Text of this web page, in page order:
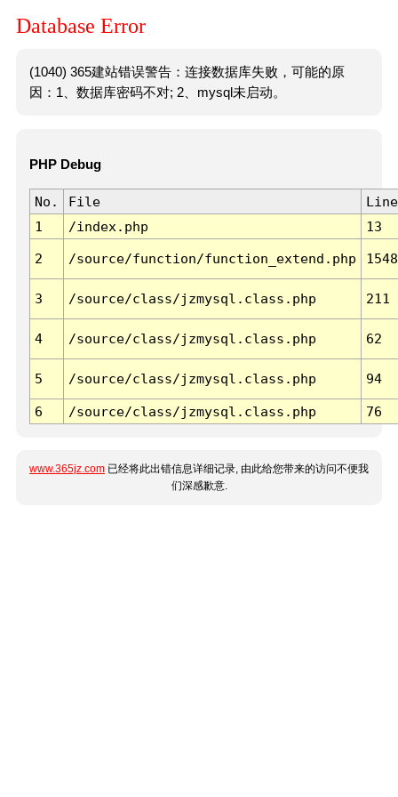
Database Error
(1040) 365建站错误警告：连接数据库失败，可能的原
因：1、数据库密码不对; 2、mysql未启动。
PHP Debug
No. File
Line
1
/index.php 13
2 /source/function/function_extend.php 1548
3 /source/class/jzmysql.class.php 211
4 /source/class/jzmysql.class.php 62
5 /source/class/jzmysql.class.php 94
6 /source/class/jzmysql.class.php 76
www.365jz.com 已经将此出错信息详细记录, 由此给您带来的访问不便我
们深感歉意.